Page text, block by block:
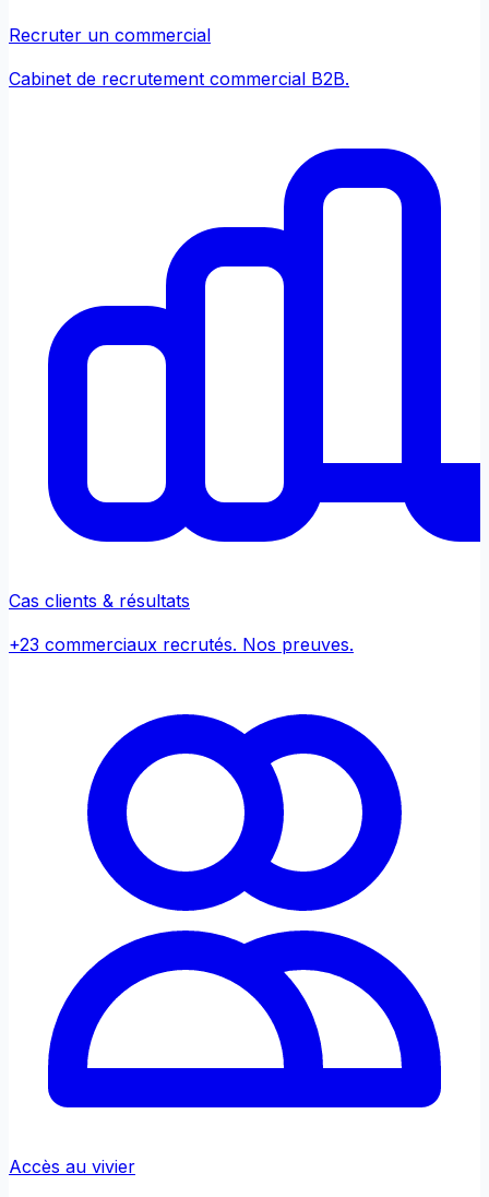
Recruter un commercial
Cabinet de recrutement commercial B2B.
Cas clients & résultats
+23 commerciaux recrutés. Nos preuves.
Accès au vivier